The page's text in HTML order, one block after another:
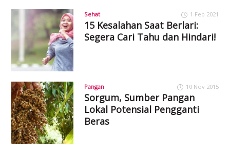
Sehat 1 Feb 2021
15 Kesalahan Saat Berlari:
Segera Cari Tahu dan Hindari!
Pangan 10 Nov 2015
Sorgum, Sumber Pangan
Lokal Potensial Pengganti
Beras